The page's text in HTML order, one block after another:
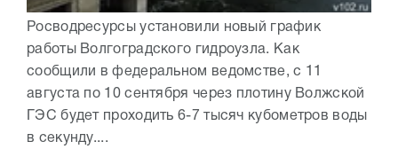
Росводресурсы установили новый график
работы Волгоградского гидроузла. Как
сообщили в федеральном ведомстве, с 11
августа по 10 сентября через плотину Волжской
ГЭС будет проходить 6-7 тысяч кубометров воды
в секунду....